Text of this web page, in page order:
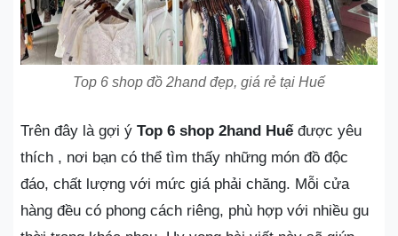
Top 6 shop đồ 2hand đẹp, giá rẻ tại Huế
Trên đây là gợi ý Top 6 shop 2hand Huếđược yêu
thích , nơi bạn có thể tìm thấy những món đồ độc
đáo, chất lượng với mức giá phải chăng. Mỗi cửa
hàng đều có phong cách riêng, phù hợp với nhiều gu